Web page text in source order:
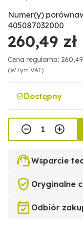
Numer(y)
405087032000
260,49 zł
Cena regularna: 260,49
(W tym VAT)
Dostępny
Wsparcie
Oryginalne
Odbiór